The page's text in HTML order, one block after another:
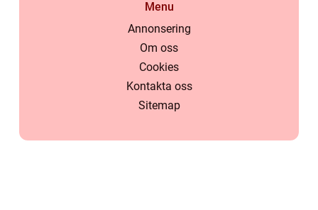
Menu
Annonsering
Om oss
Cookies
Kontakta oss
Sitemap